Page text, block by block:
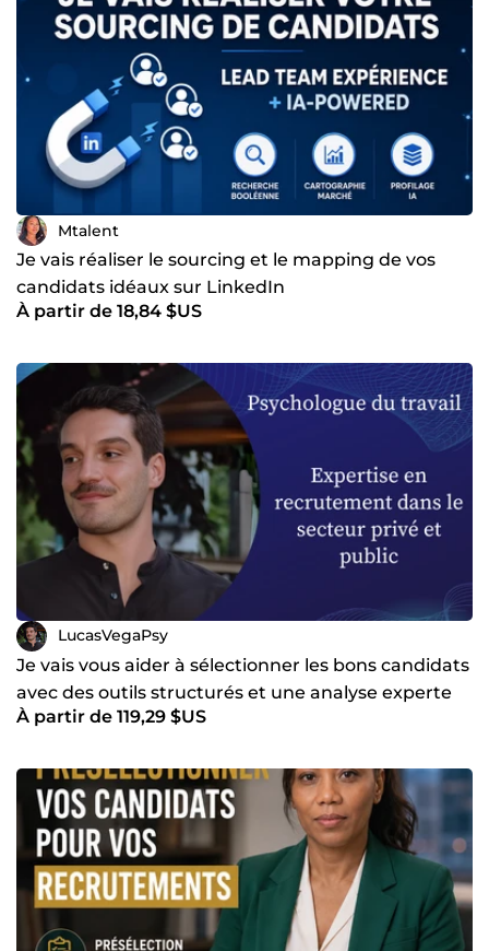
Mtalent
Je vais réaliser le sourcing et le mapping de vos
candidats idéaux sur LinkedIn
À partir de 18,84 $US
LucasVegaPsy
Je vais vous aider à sélectionner les bons candidats
avec des outils structurés et une analyse experte
À partir de 119,29 $US